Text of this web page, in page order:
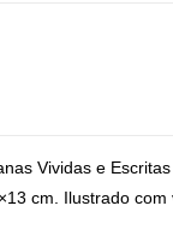
Vividas e
cm. Ilustrado com